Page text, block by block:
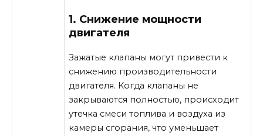
1. Снижение мощности
двигателя
Зажатые клапаны могут привести к
снижению производительности
двигателя. Когда клапаны не
закрываются полностью, происходит
утечка смеси топлива и воздуха из
камеры сгорания, что уменьшает